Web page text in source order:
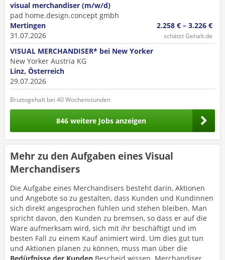
visual merchandiser (m/w/d)
pad home.design.concept gmbh
Mertingen
31.07.2026
2.258 € – 3.226 €
schätzt Gehalt.de
VISUAL MERCHANDISER* bei New Yorker
New Yorker Austria KG
Linz, Österreich
29.07.2026
Bruttogehalt bei 40 Wochenstunden
846 weitere Jobs anzeigen
Mehr zu den Aufgaben eines Visual
Merchandisers
Die Aufgabe eines Merchandisers besteht darin, Aktionen
und Angebote so zu gestalten, dass Kunden und Kundinnen
sich direkt angesprochen fühlen und stehen bleiben. Man
spricht davon, den Kunden zu bremsen, so dass er auf die
Ware aufmerksam wird, sich mit ihr beschäftigt und im
besten Fall zu einem Kauf animiert wird. Um dies gut tun
und Aktionen planen zu können, muss man über die